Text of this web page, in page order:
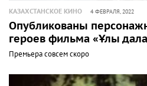
КАЗАХСТАНСКОЕ КИНО 4 ФЕВРАЛЯ, 2022
Опубликованы
героев фильма «Ұлы
Премьера совсем скоро